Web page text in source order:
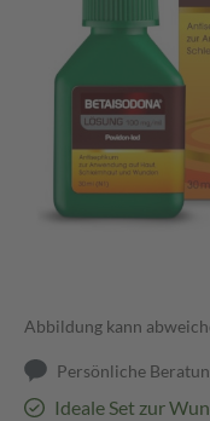
Abbildung kann
Persönliche
Ideale Set zur